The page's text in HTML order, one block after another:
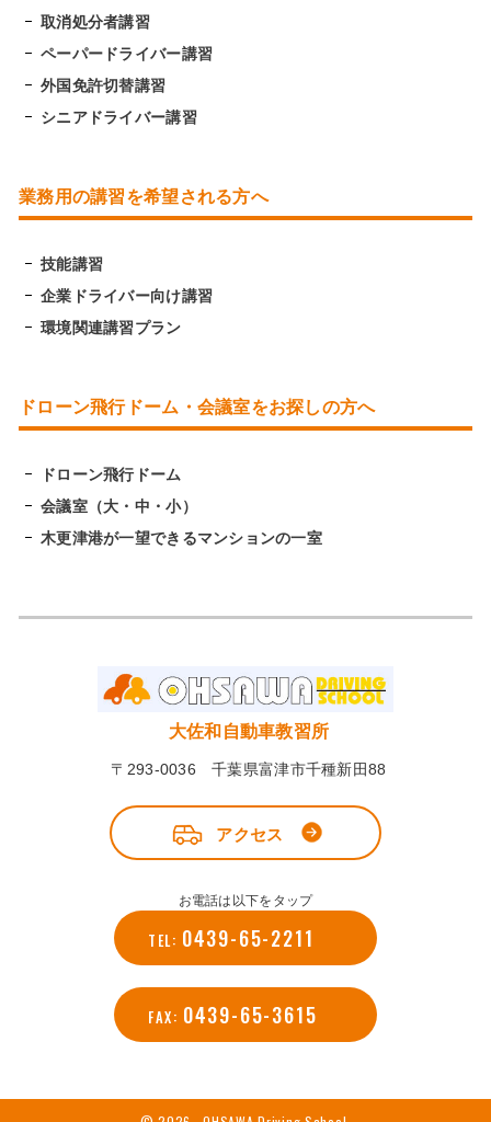
取消処分者講習
ペーパードライバー講習
外国免許切替講習
シニアドライバー講習
業務用の講習を希望される方へ
技能講習
企業ドライバー向け講習
環境関連講習プラン
ドローン飛行ドーム・会議室をお探しの方へ
ドローン飛行ドーム
会議室（大・中・小）
木更津港が一望できるマンションの一室
大佐和自動車教習所
〒293-0036 千葉県富津市千種新田88
アクセス
お電話は以下をタップ
TEL: 0439-65-2211
FAX: 0439-65-3615